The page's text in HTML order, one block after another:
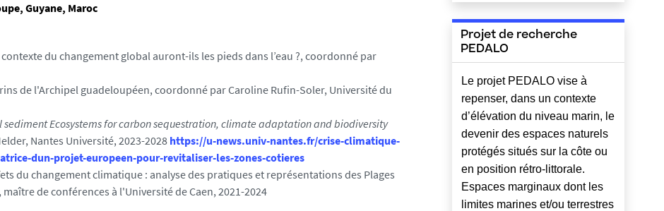
Guyane, Maroc
du changement global auront-ils les pieds dans l’eau ?, coordonné par
de l'Archipel guadeloupéen, coordonné par Caroline Rufin-Soler, Université du
Ecosystems for carbon sequestration, climate adaptationand biodiversity
Nantes Université, 2023-2028 https://u-news.univ-nantes.fr/crise-climatique-
dun-projet-europeen-pour-revitaliser-les-zones-cotieres
du changement climatique : analyse des pratiques et représentations des Plages
de conférences à l'Université de Caen, 2021-2024
Projet de recherche
PEDALO
Le projet PEDALO vise à
repenser, dans un contexte
d’élévation du niveau marin, le
devenir des espaces naturels
protégés situés sur la côte ou
en position rétro-littorale.
Espaces marginaux dont les
limites marines et/ou terrestres